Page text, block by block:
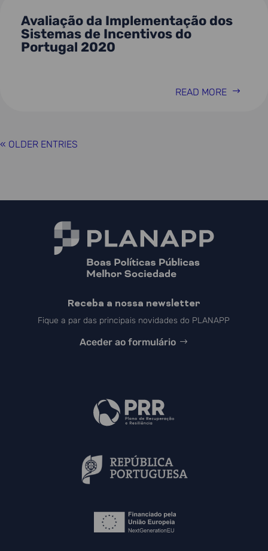
Avaliação da Implementação dos
Sistemas de Incentivos do
Portugal 2020
READ MORE
« OLDER ENTRIES
Receba a nossa newsletter
Fique a par das principais novidades do PLANAPP
Aceder ao formulário